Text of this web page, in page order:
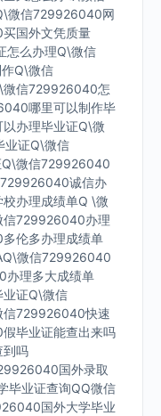
微信729926040网
国外文凭质量
怎么办理Q\微信
Q\微信
微信729926040怎
哪里可以制作毕
办理毕业证Q\微
业证Q\微信
微信729926040
诚信办
办理成绩单Q \微
信729926040办理
伦多办理成绩单
微信729926040
办理多大成绩单
证Q\微信
信729926040快速
毕业证能查出来吗
吗
国外录取
毕业证查询QQ微信
国外大学毕业